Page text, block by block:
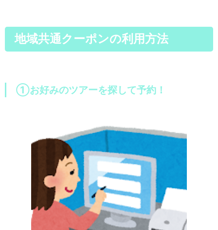
地域共通クーポンの利用方法
①お好みのツアーを探して予約！